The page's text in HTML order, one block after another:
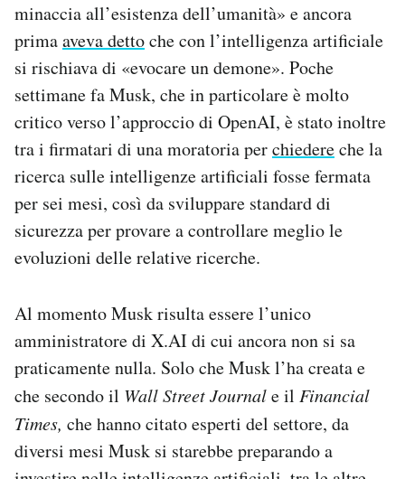
minaccia all’esistenza dell’umanità» e ancora
primaaveva dettoche con l’intelligenza artificiale
si rischiava di «evocare un demone». Poche
settimane fa Musk, che in particolare è molto
critico verso l’approccio di OpenAI, è stato inoltre
tra i firmatari di una moratoria perchiedereche la
ricerca sulle intelligenze artificiali fosse fermata
per sei mesi, così da sviluppare standard di
sicurezza per provare a controllare meglio le
evoluzioni delle relative ricerche.
Al momento Musk risulta essere l’unico
amministratore di X.AI di cui ancora non si sa
praticamente nulla. Solo che Musk l’ha creata e
che secondo il Wall Street Journale il Financial
Times, che hanno citato esperti del settore, da
diversi mesi Musk si starebbe preparando a